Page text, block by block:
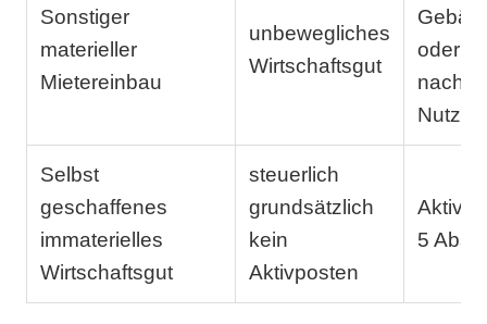
Sonstiger
materieller
Mietereinbau
unbewegliches
Wirtschaftsgut
oder
Selbst
geschaffenes
immaterielles
Wirtschaftsgut
steuerlich
grundsätzlich
kein
Aktivposten
5 Abs.